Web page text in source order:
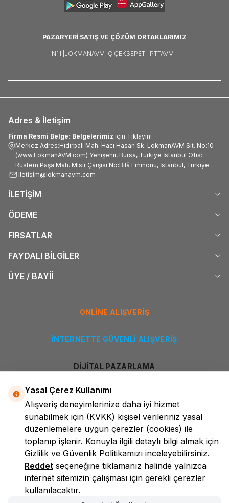
PAZARYERİ SATIŞ VE ÇÖZÜM ORTAKLARIMIZ
N11 | LOKMANAVM | ÇIÇEKSEPETI | PTTAVM |
Adres & İletişim
Firma Resmi Belge: Belgelerimiz için Tıklayın!
Merkez Adres:Hıdırbali Mah. Hacı Hasan Sk. LokmanAVM Sit. No:10
(www.LokmanAVM.com) Yenişehir, Bursa, Türkiye İstanbul Ofis:
Rüstem Paşa Mah. Mısır Çarşısı No:Bilâ Eminönü, İstanbul, Türkiye
iletisim@lokmanavm.com
İLETİŞİM
ÖDEME
FIRSATLAR
FAYDALI BİLGİLER
ÜYE / BAYİİ
ONLİNE ALIŞVERİŞ
İNTERNETTE GÜVENLİ ALIŞVERİŞ
DİJİTAL PAZARLAMA
LokmanAVM
Yasal Çerez Kullanımı
Alışveriş deneyimlerinize daha iyi hizmet
sunabilmek için (KVKK) kişisel verileriniz yasal
düzenlemelere uygun çerezler (cookies) ile
toplanıp işlenir. Konuyla ilgili detaylı bilgi almak için
Gizlilik ve Güvenlik Politikamızı inceleyebilirsiniz.
Reddet seçeneğine tıklamanız halinde yalnızca
internet sitemizin çalışması için gerekli çerezler
kullanılacaktır.